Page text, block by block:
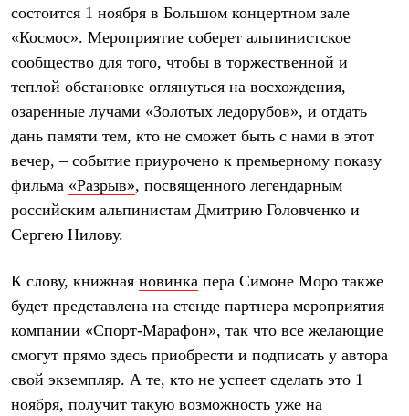
Брюки
Утепленная синтетикой
Куртки
Штормовая одежда
Куртки
Куртки
Брюки
Лёгкая одежда
Рубашки
Футболки
Толстовки
Теплое термобелье
Среднее термобелье
Флисовая одежда
Куртки
Брюки
Детская одежда
Утепленная пухом
состоится 1 ноября в Большом концертном зале
«Космос». Мероприятие соберет альпинистское
сообщество для того, чтобы в торжественной и
теплой обстановке оглянуться на восхождения,
озаренные лучами «Золотых ледорубов», и отдать
дань памяти тем, кто не сможет быть с нами в этот
вечер, – событие приурочено к премьерному показу
фильма «Разрыв», посвященного легендарным
российским альпинистам Дмитрию Головченко и
Сергею Нилову.
К слову, книжная новинка пера Симоне Моро также
будет представлена на стенде партнера мероприятия –
компании «Спорт-Марафон», так что все желающие
смогут прямо здесь приобрести и подписать у автора
свой экземпляр. А те, кто не успеет сделать это 1
ноября, получит такую возможность уже на